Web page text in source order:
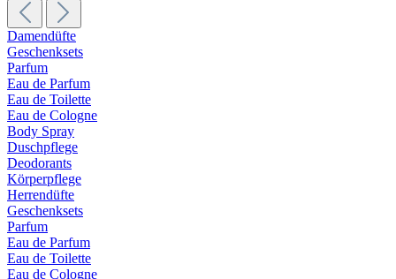
Damendüfte
Geschenksets
Parfum
Eau de Parfum
Eau de Toilette
Eau de Cologne
Body Spray
Duschpflege
Deodorants
Körperpflege
Herrendüfte
Geschenksets
Parfum
Eau de Parfum
Eau de Toilette
Eau de Cologne